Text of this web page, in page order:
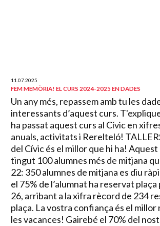
11.07.2025
FEM MEMÒRIA! EL CURS 2024-2025 EN DADES
Un any més, repassem amb tu les
interessants d’aquest curs.
ha passat aquest curs al Cívic en
anuals, activitats i Rerelteló!
del Cívic és el millor que hi ha!
tingut 100 alumnes més de mitjana
22: 350 alumnes de mitjana es diu
el 75% de l’alumnat ha reservat
26, arribant a la xifra rècord de 234
plaça. La vostra confiança és el millor
les vacances! Gairebé el 70% del